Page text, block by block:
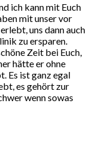
ich kann mit Euch
mit unser vor
uns dann auch
zu ersparen.
Zeit bei Euch,
hätte er ohne
Es ist ganz egal
es gehört zur
wenn sowas